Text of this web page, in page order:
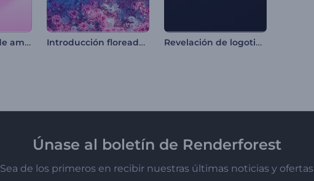
Opener flecha de amor de Cupido Introducción floreada de huevos de pascua Revelación de logotipo brillante y suave
Únase al boletín de Renderforest
Sea de los primeros en recibir nuestras últimas noticias y ofertas